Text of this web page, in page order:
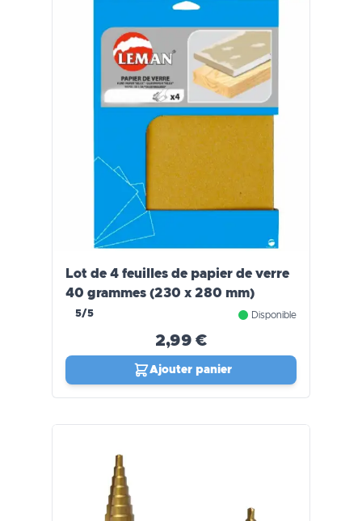
Lot de 4 feuilles de papier de verre
40 grammes (230 x 280 mm)
5/5 Disponible
2,99 €
Ajouter panier